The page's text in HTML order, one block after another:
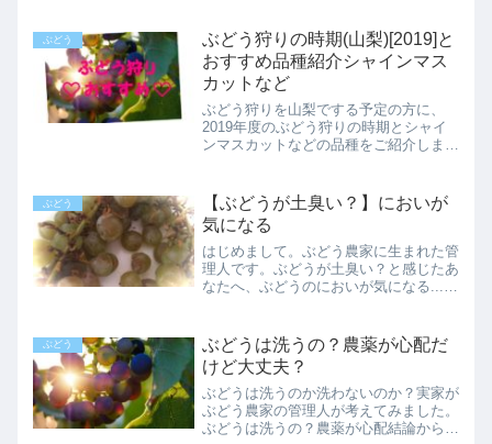
ぶどう
ぶどう狩りの時期(山梨)[2019]と
おすすめ品種紹介シャインマス
カットなど
ぶどう狩りを山梨でする予定の方に、
2019年度のぶどう狩りの時期とシャイ
ンマスカットなどの品種をご紹介しま
ついてですがぶどう狩りの時期は毎年の
天候によって左右されま...
ぶどう
【ぶどうが土臭い？】においが
気になる
はじめまして。ぶどう農家に生まれた管
理人です。ぶどうが土臭い？と感じたあ
なたへ、ぶどうのにおいが気になる...と
べる前に気になるようであれば確認して
みてください。土臭い...
ぶどう
ぶどうは洗うの？農薬が心配だ
けど大丈夫？
ぶどうは洗うのか洗わないのか？実家が
ぶどう農家の管理人が考えてみました。
ぶどうは洗うの？農薬が心配結論から言